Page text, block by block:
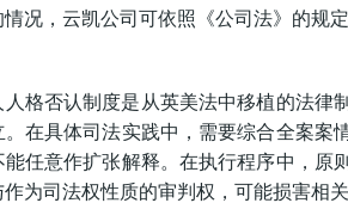
况，云凯公司可依照《公司法》的规
格否认制度是从英美法中移植的法律
在具体司法实践中，需要综合全案案
任意作扩张解释。在执行程序中，原
作为司法权性质的审判权，可能损害相